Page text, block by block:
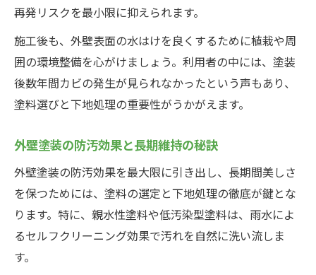
再発リスクを最小限に抑えられます。
施工後も、外壁表面の水はけを良くするために植栽や周
囲の環境整備を心がけましょう。利用者の中には、塗装
後数年間カビの発生が見られなかったという声もあり、
塗料選びと下地処理の重要性がうかがえます。
外壁塗装の防汚効果と長期維持の秘訣
外壁塗装の防汚効果を最大限に引き出し、長期間美しさ
を保つためには、塗料の選定と下地処理の徹底が鍵とな
ります。特に、親水性塗料や低汚染型塗料は、雨水によ
るセルフクリーニング効果で汚れを自然に洗い流しま
す。